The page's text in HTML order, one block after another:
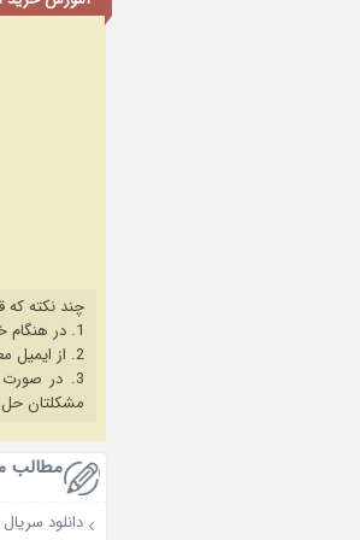
چند نکته که
1. در هنگام خرید حتما از آخرین نسخه مروگر فایرفاکس یا کروم استفاده کنید.
2. از ایمیل معتبر برای ثبت نام استفاده کنید.
3. در صورت بروز هرگونه مشکل در خرید، ابتدا
مشکلتان
مطالب
دانلود سریال My Bias, My Boss 2026